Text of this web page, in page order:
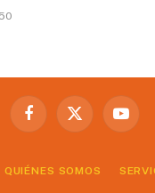
Facebook
X
QUIÉNES SOMOS